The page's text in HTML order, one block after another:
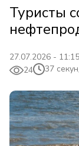
Туристы
27.07.2026 - 11:15
24
37